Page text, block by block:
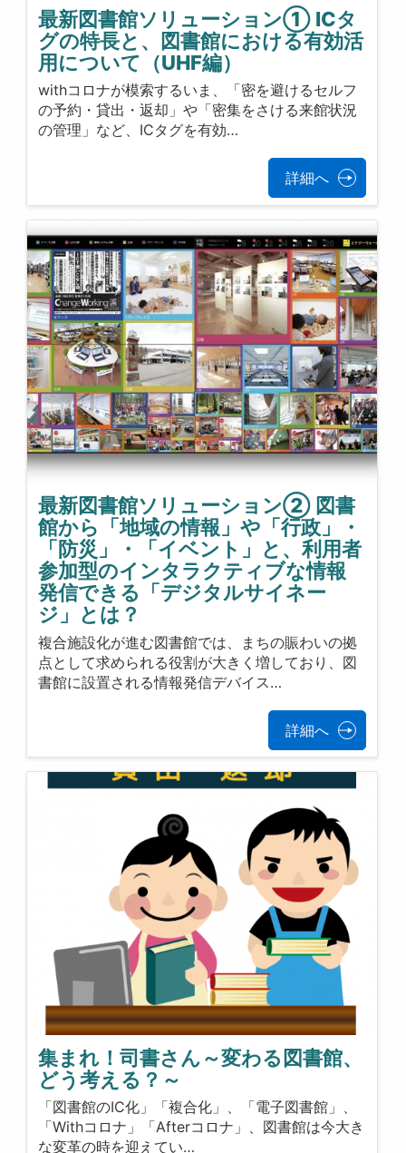
最新図書館ソリューション① ICタ
グの特長と、図書館における有効活
用について（UHF編）
withコロナが模索するいま、「密を避けるセルフ
の予約・貸出・返却」や「密集をさける来館状況
の管理」など、ICタグを有効…
詳細へ
最新図書館ソリューション② 図書
館から「地域の情報」や「行政」・
「防災」・「イベント」と、利用者
参加型のインタラクティブな情報
発信できる「デジタルサイネー
ジ」とは？
複合施設化が進む図書館では、まちの賑わいの拠
点として求められる役割が大きく増しており、図
書館に設置される情報発信デバイス…
詳細へ
集まれ！司書さん～変わる図書館、
どう考える？～
「図書館のIC化」「複合化」、「電子図書館」、
「Withコロナ」「Afterコロナ」、図書館は今大き
な変革の時を迎えてい…